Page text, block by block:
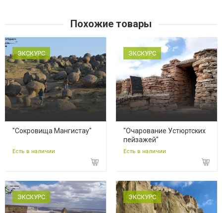
Похожие товары
ЭКСКУРС
"Сокровища Мангистау"
Есть в наличии
ЭКСКУРС
"Очарование Устюртских
пейзажей"
Есть в наличии
ЭКСКУРС ЭКСКУРС